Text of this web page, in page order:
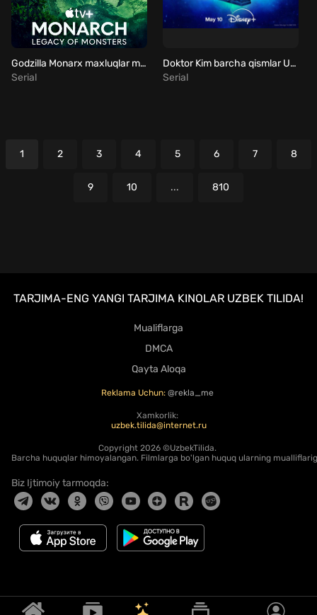
Godzilla Monarx maxluqlar merosi barcha qismlar Uzbek tilida
Serial
Doktor Kim barcha qismlar Uzbek tilida
Serial
1 2 3 4 5 6 7 8
9 10 ... 810
TARJIMA-ENG YANGI TARJIMA KINOLAR UZBEK TILIDA!
Mualiflarga
DMCA
Qayta Aloqa
Reklama Uchun: @rekla_me
Xamkorlik:
uzbek.tilida@internet.ru
Copyright 2026 ©UzbekTilida.
Barcha huquqlar himoyalangan. Filmlarga bo'lgan huquq ularning
Biz Ijtimoiy tarmoqda: